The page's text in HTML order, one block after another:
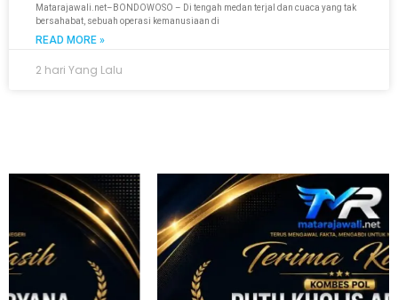
Matarajawali.net–BONDOWOSO – Di tengah medan terjal dan cuaca yang tak
bersahabat, sebuah operasi kemanusiaan di
READ MORE »
2 hari Yang Lalu